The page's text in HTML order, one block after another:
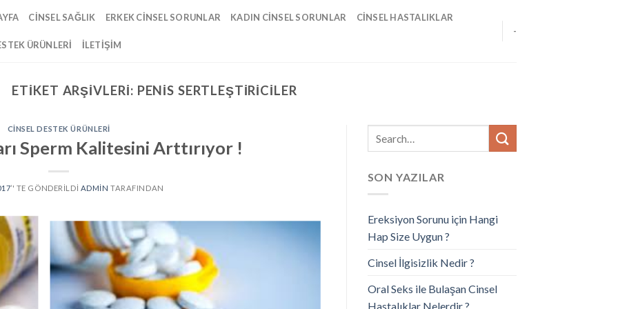
CINSEL SAĞLIK ERKEK CINSEL SORUNLAR KADIN CINSEL SORUNLAR CINSEL HASTALIKLAR
ÜRÜNLERI İLETIŞIM
-
ETIKET ARŞIVLERI: PENIS SERTLEŞTIRICILER
CINSEL DESTEK ÜRÜNLERI
Sperm Kalitesini Arttırıyor !
’' TE GÖNDERILDI ADMIN TARAFINDAN
SON YAZILAR
Ereksiyon Sorunu için Hangi
Hap Size Uygun ?
Cinsel İlgisizlik Nedir ?
Oral Seks ile Bulaşan Cinsel
Hastalıklar Nelerdir ?